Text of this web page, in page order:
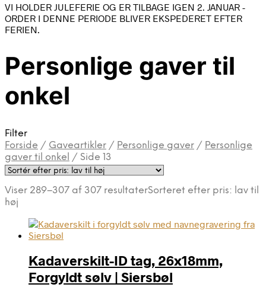
VI HOLDER JULEFERIE OG ER TILBAGE IGEN 2. JANUAR -
ORDER I DENNE PERIODE BLIVER EKSPEDERET EFTER
FERIEN.
Personlige gaver til
onkel
Filter
Forside / Gaveartikler / Personlige gaver / Personlige
gaver til onkel / Side 13
Viser 289–307 af 307 resultaterSorteret efter pris: lav til
høj
Kadaverskilt-ID tag, 26x18mm,
Forgyldt sølv | Siersbøl